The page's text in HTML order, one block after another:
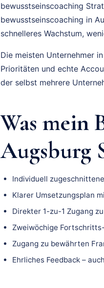
bewusstseinscoaching
bewusstseinscoaching in
schnelleres Wachstum,
Die meisten Unternehmer
Prioritäten und echte
der selbst mehrere
Was mein
Augsburg
Individuell
Klarer Umsetzungsplan
Direkter 1-zu-1 Zugang
Zweiwöchige
Zugang zu bewährten
Ehrliches Feedback –